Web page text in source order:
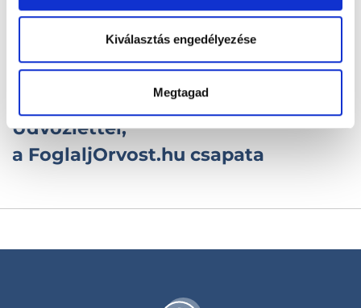
Kiválasztás engedélyezése
Megtagad
naptárral kapcsolatban, keress
minket bátran az
office@foglaljorvost.hu-n!
Üdvözlettel,
a FoglaljOrvost.hu csapata